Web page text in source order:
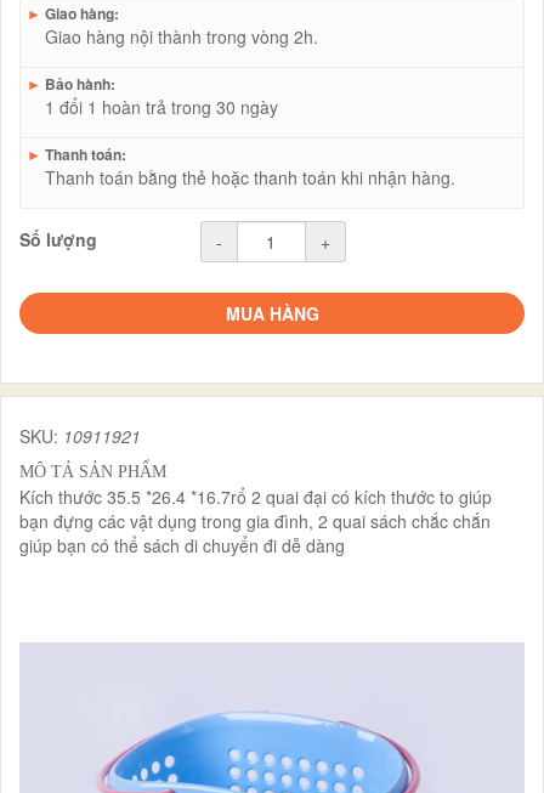
► Giao hàng:
Giao hàng nội thành trong vòng 2h.
► Bảo hành:
1 đổi 1 hoàn trả trong 30 ngày
► Thanh toán:
Thanh toán bằng thẻ hoặc thanh toán khi nhận hàng.
Số lượng - +
MUA HÀNG
SKU: 10911921
MÔ TẢ SẢN PHẨM
Kích thước 35.5 *26.4 *16.7rổ 2 quai đại có kích thước to giúp
bạn đựng các vật dụng trong gia đình, 2 quai sách chắc chắn
giúp bạn có thể sách di chuyển đi dễ dàng